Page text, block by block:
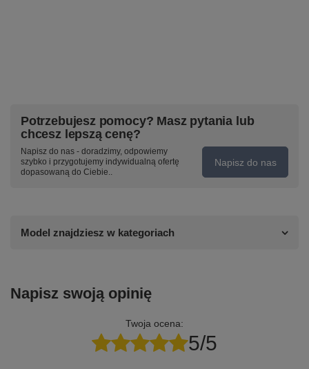
Potrzebujesz pomocy? Masz pytania lub
chcesz lepszą cenę?
Napisz do nas - doradzimy, odpowiemy
szybko i przygotujemy indywidualną ofertę
dopasowaną do Ciebie..
Napisz do nas
Model znajdziesz w kategoriach
Napisz swoją opinię
Twoja ocena:
5/5